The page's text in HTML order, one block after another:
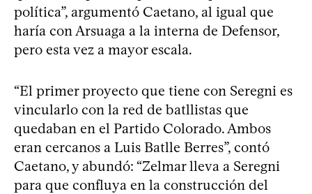
política”, argumentó Caetano, al igual que
haría con Arsuaga a la interna de Defensor,
pero esta vez a mayor escala.
“El primer proyecto que tiene con Seregni es
vincularlo con la red de batllistas que
quedaban en el Partido Colorado. Ambos
eran cercanos a Luis Batlle Berres”, contó
Caetano, y abundó: “Zelmar lleva a Seregni
para que confluya en la construcción del